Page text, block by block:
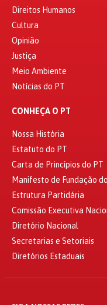
Direitos Humanos
Cultura
Opinião
Justiça
Meio Ambiente
Notícias do PT
CONHEÇA O PT
Nossa História
Estatuto do PT
Carta de Princípios do PT
Manifesto de Fundação
Estrutura Partidária
Comissão Executiva
Diretório Nacional
Secretarias e Setoriais
Diretórios Estaduais